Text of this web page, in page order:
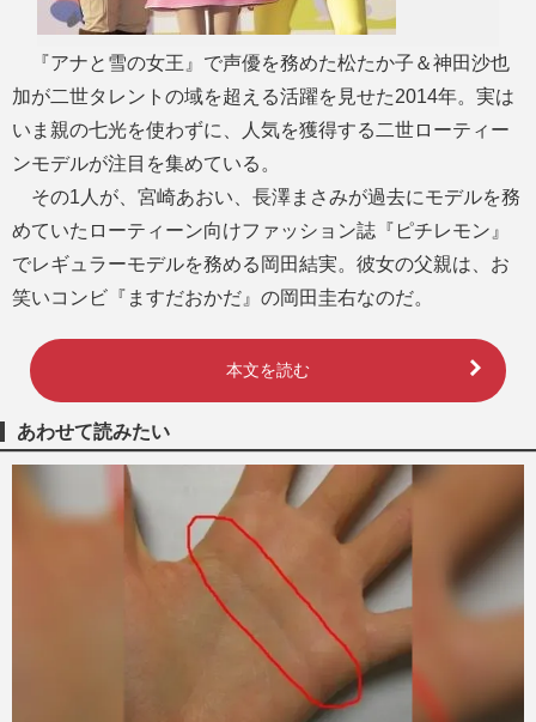
『アナと雪の女王』で声優を務めた松たか子＆神田沙也
加が二世タレントの域を超える活躍を見せた2014年。実は
いま親の七光を使わずに、人気を獲得する二世ローティー
ンモデルが注目を集めている。
その1人が、宮崎あおい、長澤まさみが過去にモデルを務
めていたローティーン向けファッション誌『ピチレモン』
でレギュラーモデルを務める岡田結実。彼女の父親は、お
笑いコンビ『ますだおかだ』の岡田圭右なのだ。
本文を読む
あわせて読みたい